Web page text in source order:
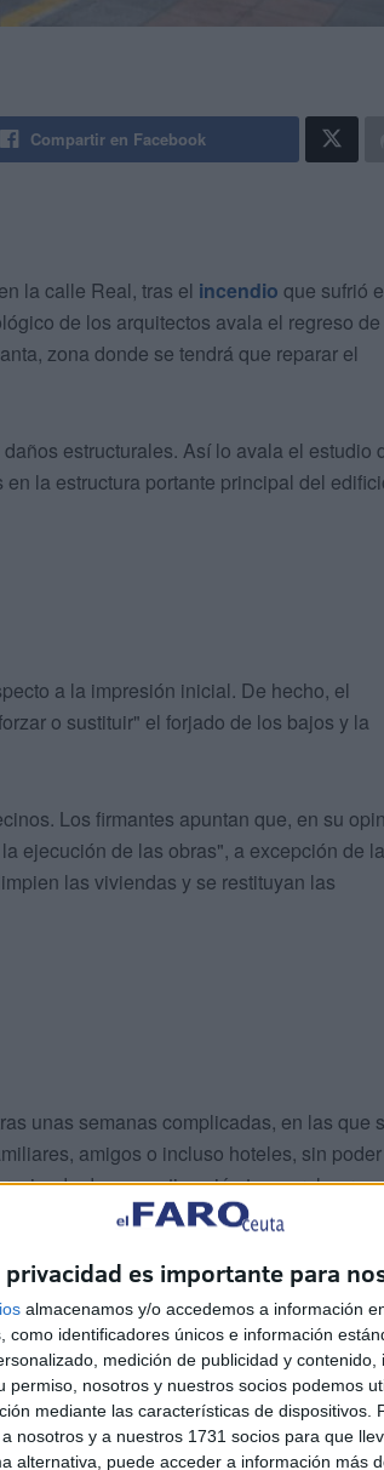
privacidad es importante para
almacenamos y/o accedemos a información
como identificadores únicos e información
medición de publicidad y
permiso, nosotros y nuestros socios podemos
mediante las características de dispositivos.
nosotros y a nuestros 1731 socios para que
alternativa, puede acceder a información más
Compartir en Facebook
la calle Real, tras el incendio que sufrió
de los arquitectos avala el regreso de
zona donde se tendrá que reparar el
estructurales. Así lo avala el estudio
la estructura portante principal del
a la impresión inicial. De hecho, el
o sustituir" el forjado de los bajos y la
Los firmantes apuntan que, en su
ejecución de las obras", a excepción de la
las viviendas y se restituyan las
unas semanas complicadas, en las que
amigos o incluso hoteles, sin poder
de una estimación temporal para